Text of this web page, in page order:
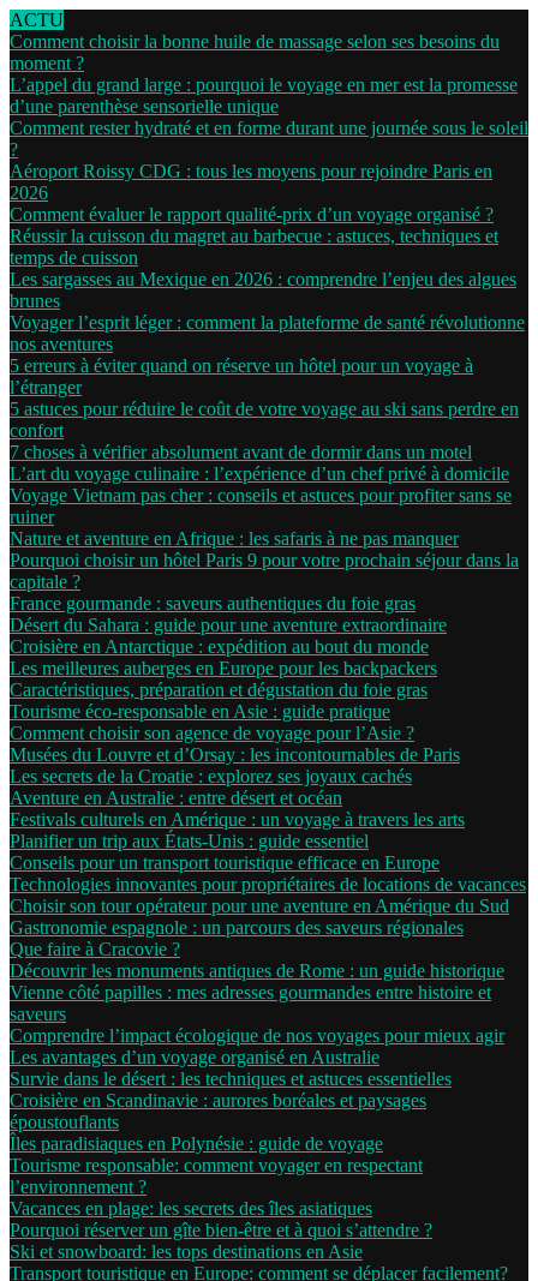
ACTU
Comment choisir la bonne huile de massage selon ses besoins du
moment ?
L’appel du grand large : pourquoi le voyage en mer est la promesse
d’une parenthèse sensorielle unique
Comment rester hydraté et en forme durant une journée sous le soleil
?
Aéroport Roissy CDG : tous les moyens pour rejoindre Paris en
2026
Comment évaluer le rapport qualité-prix d’un voyage organisé ?
Réussir la cuisson du magret au barbecue : astuces, techniques et
temps de cuisson
Les sargasses au Mexique en 2026 : comprendre l’enjeu des algues
brunes
Voyager l’esprit léger : comment la plateforme de santé révolutionne
nos aventures
5 erreurs à éviter quand on réserve un hôtel pour un voyage à
l’étranger
5 astuces pour réduire le coût de votre voyage au ski sans perdre en
confort
7 choses à vérifier absolument avant de dormir dans un motel
L’art du voyage culinaire : l’expérience d’un chef privé à domicile
Voyage Vietnam pas cher : conseils et astuces pour profiter sans se
ruiner
Nature et aventure en Afrique : les safaris à ne pas manquer
Pourquoi choisir un hôtel Paris 9 pour votre prochain séjour dans la
capitale ?
France gourmande : saveurs authentiques du foie gras
Désert du Sahara : guide pour une aventure extraordinaire
Croisière en Antarctique : expédition au bout du monde
Les meilleures auberges en Europe pour les backpackers
Caractéristiques, préparation et dégustation du foie gras
Tourisme éco-responsable en Asie : guide pratique
Comment choisir son agence de voyage pour l’Asie ?
Musées du Louvre et d’Orsay : les incontournables de Paris
Les secrets de la Croatie : explorez ses joyaux cachés
Aventure en Australie : entre désert et océan
Festivals culturels en Amérique : un voyage à travers les arts
Planifier un trip aux États-Unis : guide essentiel
Conseils pour un transport touristique efficace en Europe
Technologies innovantes pour propriétaires de locations de vacances
Choisir son tour opérateur pour une aventure en Amérique du Sud
Gastronomie espagnole : un parcours des saveurs régionales
Que faire à Cracovie ?
Découvrir les monuments antiques de Rome : un guide historique
Vienne côté papilles : mes adresses gourmandes entre histoire et
saveurs
Comprendre l’impact écologique de nos voyages pour mieux agir
Les avantages d’un voyage organisé en Australie
Survie dans le désert : les techniques et astuces essentielles
Croisière en Scandinavie : aurores boréales et paysages
époustouflants
Îles paradisiaques en Polynésie : guide de voyage
Tourisme responsable: comment voyager en respectant
l’environnement ?
Vacances en plage: les secrets des îles asiatiques
Pourquoi réserver un gîte bien-être et à quoi s’attendre ?
Ski et snowboard: les tops destinations en Asie
Transport touristique en Europe: comment se déplacer facilement?